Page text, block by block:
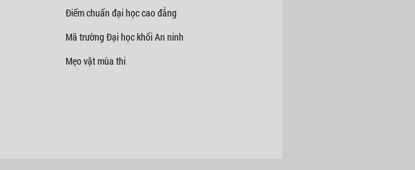
Điểm chuẩn đại học cao đẳng
Mã trường Đại học khối An ninh
Mẹo vặt mùa thi